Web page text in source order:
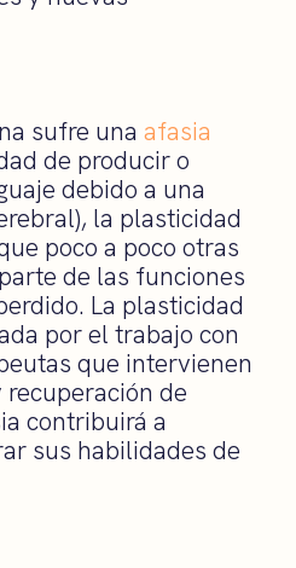
sufre una afasia
de producir o
debido a una
la plasticidad
poco a poco otras
de las funciones
La plasticidad
por el trabajo con
que intervienen
de
contribuirá a
sus habilidades de